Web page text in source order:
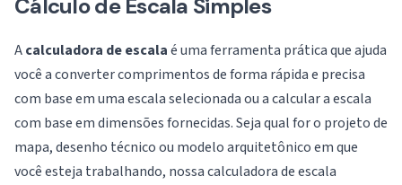
Cálculo de Escala Simples
Acalculadora de escalaé uma ferramenta prática que ajuda
você a converter comprimentos de forma rápida e precisa
com base em uma escala selecionada ou a calcular a escala
com base em dimensões fornecidas. Seja qual for o projeto de
mapa, desenho técnico ou modelo arquitetônico em que
você esteja trabalhando, nossa calculadora de escala